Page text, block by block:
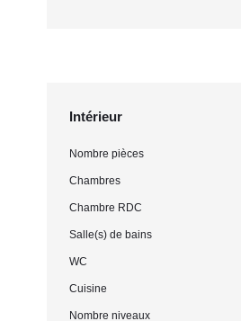
Intérieur
Nombre pièces
Chambres
Chambre RDC
Salle(s) de bains
WC
Cuisine
Nombre niveaux